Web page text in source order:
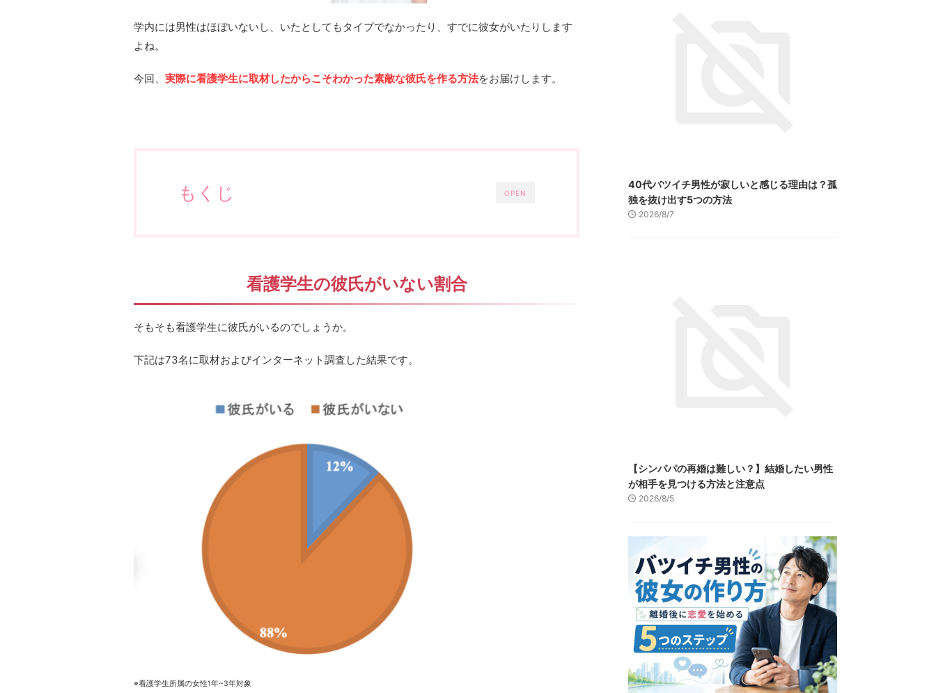
学内には男性はほぼいないし、いたとしてもタイプでなかったり、すでに彼女がいたりします
よね。
今回、 実際に看護学生に取材したからこそわかった素敵な彼氏を作る方法をお届けします。
OPEN
もくじ
看護学生の彼氏がいない割合
そもそも看護学生に彼氏がいるのでしょうか。
下記は73名に取材およびインターネット調査した結果です。
※看護学生所属の女性1年~3年対象
40代バツイチ男性が寂しいと感じる理由は？孤
独を抜け出す5つの方法
2026/8/7
【シンパパの再婚は難しい？】結婚したい男性
が相手を見つける方法と注意点
2026/8/5